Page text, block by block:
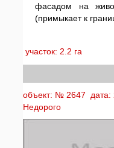
фасадом на
(примыкает к
участок: 2.2 га
объект: № 2647 дата:
Недорого